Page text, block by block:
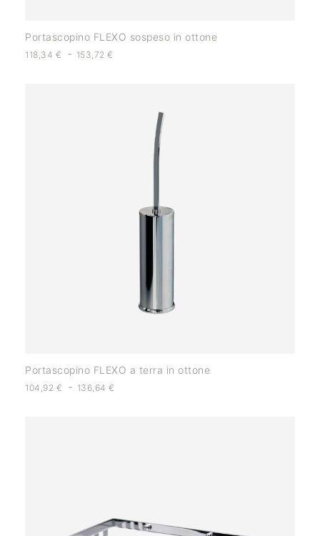
Portascopino FLEXO sospeso in ottone
118,34 € - 153,72€
Portascopino FLEXO a terra in ottone
104,92 € - 136,64€